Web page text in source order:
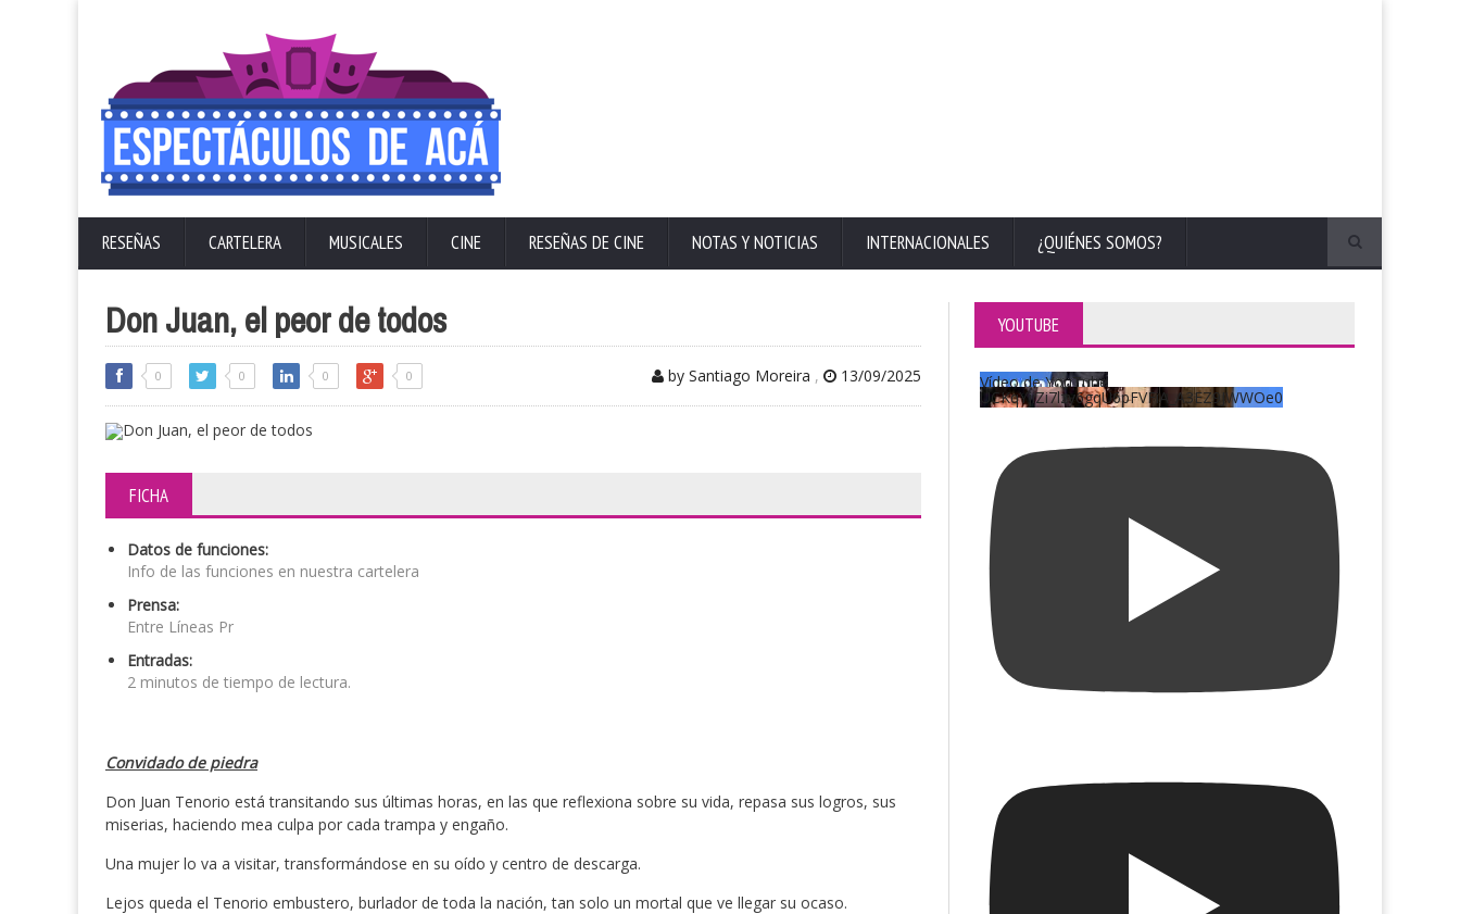
RESEÑAS CARTELERA MUSICALES CINE RESEÑAS DE CINE NOTAS Y NOTICIAS INTERNACIONALES ¿QUIÉNES SOMOS?
Don Juan, el peor de todos
0 0 0 0 by Santiago Moreira , 13/09/2025
FICHA
Datos de funciones:
Info de las funciones en nuestra cartelera
Prensa:
Entre Líneas Pr
Entradas:
2 minutos de tiempo de lectura.
Convidado de piedra
Don Juan Tenorio está transitando sus últimas horas, en las que reflexiona sobre su vida, repasa sus logros, sus
miserias, haciendo mea culpa por cada trampa y engaño.
Una mujer lo va a visitar, transformándose en su oído y centro de descarga.
Lejos queda el Tenorio embustero, burlador de toda la nación, tan solo un mortal que ve llegar su ocaso.
YOUTUBE
Vídeo de YouTube
UCKqYjiZi7lzy6gqU6pFVFiA_A3EZ9JWWOe0